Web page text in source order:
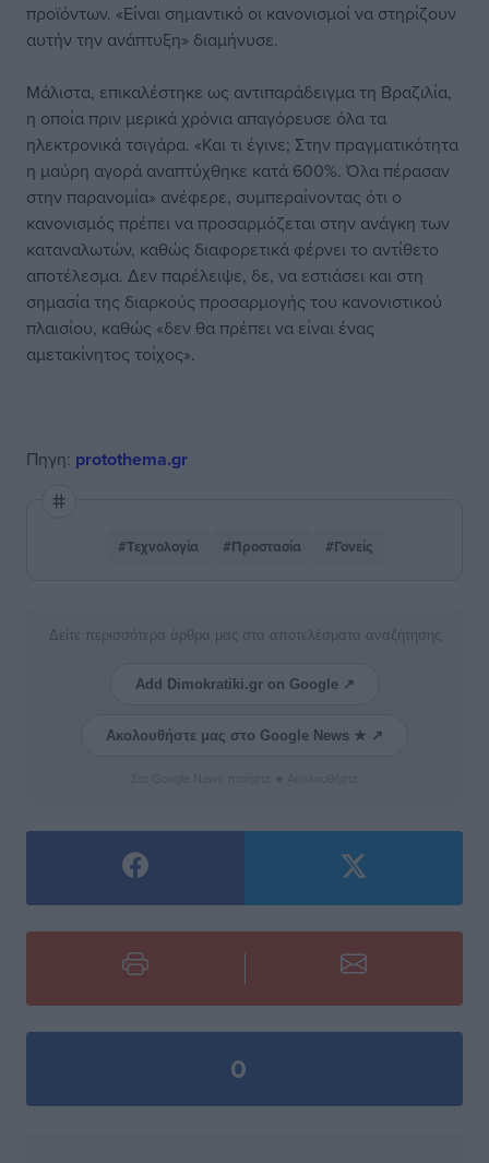
προϊόντων. «Είναι σημαντικό οι κανονισμοί να στηρίζουν
αυτήν την ανάπτυξη» διαμήνυσε.
Μάλιστα, επικαλέστηκε ως αντιπαράδειγμα τη Βραζιλία,
η οποία πριν μερικά χρόνια απαγόρευσε όλα τα
ηλεκτρονικά τσιγάρα. «Και τι έγινε; Στην πραγματικότητα
η μαύρη αγορά αναπτύχθηκε κατά 600%. Όλα πέρασαν
στην παρανομία» ανέφερε, συμπεραίνοντας ότι ο
κανονισμός πρέπει να προσαρμόζεται στην ανάγκη των
καταναλωτών, καθώς διαφορετικά φέρνει το αντίθετο
αποτέλεσμα. Δεν παρέλειψε, δε, να εστιάσει και στη
σημασία της διαρκούς προσαρμογής του κανονιστικού
πλαισίου, καθώς «δεν θα πρέπει να είναι ένας
αμετακίνητος τοίχος».
Πηγη: protothema.gr
#Τεχνολογία #Προστασία #Γονείς
Δείτε περισσότερα άρθρα μας στα αποτελέσματα αναζήτησης
Add Dimokratiki.gr on Google ↗
Ακολουθήστε μας στο Google News ★ ↗
0